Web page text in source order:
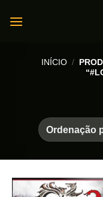
INÍCIO /